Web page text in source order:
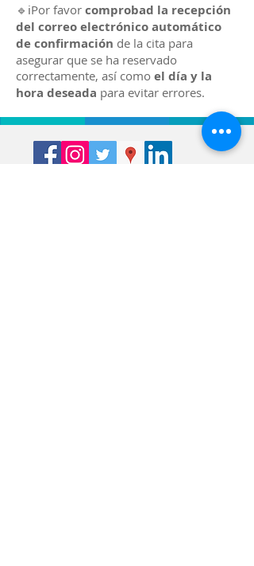
🔹​ℹ️Por favor comprobad la recepción
del correo electrónico automático
de confirmación de la cita para
asegurar que se ha reservado
correctamente, así como el día y la
hora deseada para evitar errores.